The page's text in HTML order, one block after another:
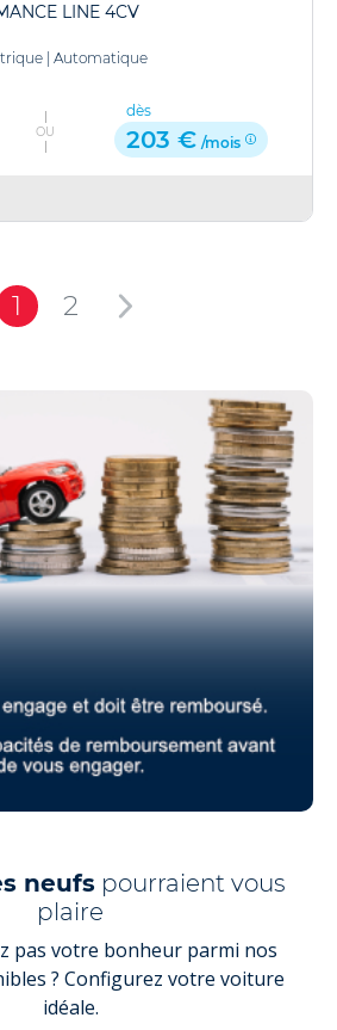
LINE 4CV
Automatique
OU
dès
203 € /mois
1 2
neufs pourraient vous
plaire
pas votre bonheur parmi nos
? Configurez votre voiture
idéale.